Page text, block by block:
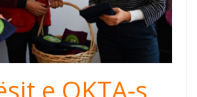
e OKTA-s